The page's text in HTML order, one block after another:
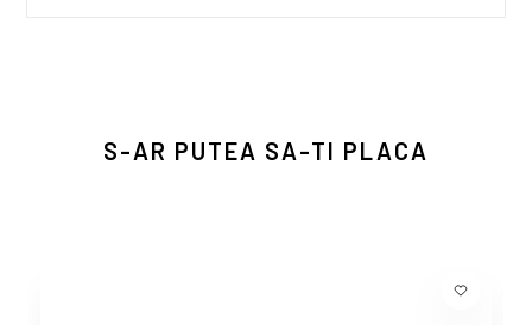
S-AR PUTEA SA-TI PLACA